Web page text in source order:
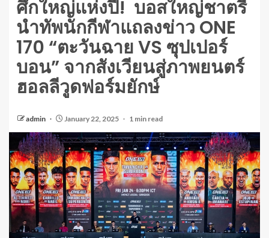
ศึกใหญ่แห่งปี! บอสใหญ่ชาตรี
นำทัพนักกีฬาแถลงข่าว ONE
170 “ตะวันฉาย VS ซุปเปอร์
บอน” จากสังเวียนสู่ภาพยนตร์
ฮอลลีวูดฟอร์มยักษ์
admin January 22, 2025 1 min read